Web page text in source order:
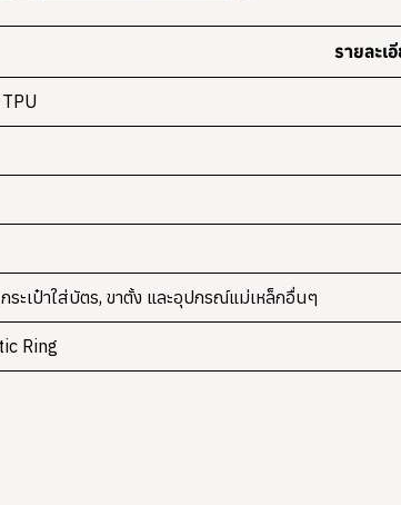
รายละเ
ระเป๋าใส่บัตร, ขาตั้ง และอุปกรณ์แม่เหล็กอื่นๆ
Ring